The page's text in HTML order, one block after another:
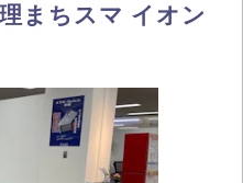
まちスマ イオン